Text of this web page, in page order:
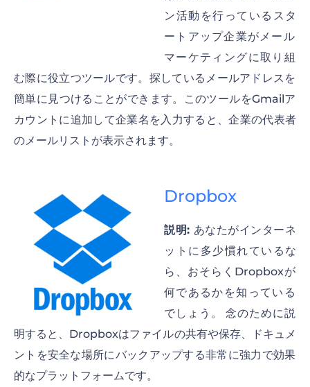
ン活動を行っているスタ
ートアップ企業がメール
マーケティングに取り組
む際に役立つツールです。探しているメールアドレスを
簡単に見つけることができます。このツールをGmailア
カウントに追加して企業名を入力すると、企業の代表者
のメールリストが表示されます。
Dropbox
説明: あなたがインターネ
ットに多少慣れているな
ら、おそらくDropboxが
何であるかを知っている
でしょう。 念のために説
明すると、Dropboxはファイルの共有や保存、ドキュメ
ントを安全な場所にバックアップする非常に強力で効果
的なプラットフォームです。